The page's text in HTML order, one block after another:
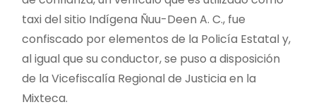
taxi del sitio Indígena Ñuu-Deen A. C., fue
confiscado por elementos de la Policía Estatal y,
al igual que su conductor, se puso a disposición
de la Vicefiscalía Regional de Justicia en la
Mixteca.